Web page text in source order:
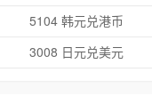
5104 韩元兑港币
3008 日元兑美元